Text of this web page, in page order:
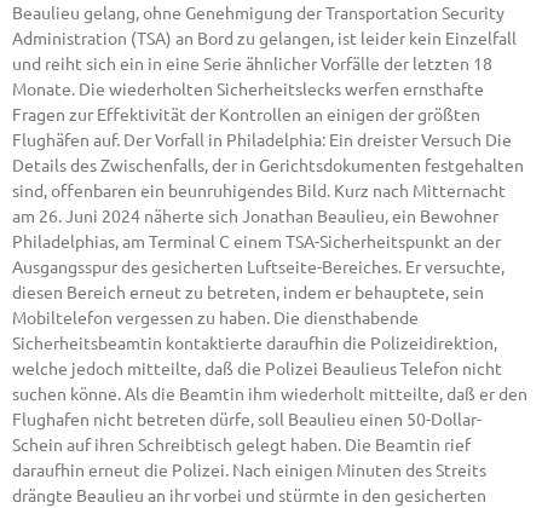
Beaulieu gelang, ohne Genehmigung der Transportation Security
Administration (TSA) an Bord zu gelangen, ist leider kein Einzelfall
und reiht sich ein in eine Serie ähnlicher Vorfälle der letzten 18
Monate. Die wiederholten Sicherheitslecks werfen ernsthafte
Fragen zur Effektivität der Kontrollen an einigen der größten
Flughäfen auf. Der Vorfall in Philadelphia: Ein dreister Versuch Die
Details des Zwischenfalls, der in Gerichtsdokumenten festgehalten
sind, offenbaren ein beunruhigendes Bild. Kurz nach Mitternacht
am 26. Juni 2024 näherte sich Jonathan Beaulieu, ein Bewohner
Philadelphias, am Terminal C einem TSA-Sicherheitspunkt an der
Ausgangsspur des gesicherten Luftseite-Bereiches. Er versuchte,
diesen Bereich erneut zu betreten, indem er behauptete, sein
Mobiltelefon vergessen zu haben. Die diensthabende
Sicherheitsbeamtin kontaktierte daraufhin die Polizeidirektion,
welche jedoch mitteilte, daß die Polizei Beaulieus Telefon nicht
suchen könne. Als die Beamtin ihm wiederholt mitteilte, daß er den
Flughafen nicht betreten dürfe, soll Beaulieu einen 50-Dollar-
Schein auf ihren Schreibtisch gelegt haben. Die Beamtin rief
daraufhin erneut die Polizei. Nach einigen Minuten des Streits
drängte Beaulieu an ihr vorbei und stürmte in den gesicherten